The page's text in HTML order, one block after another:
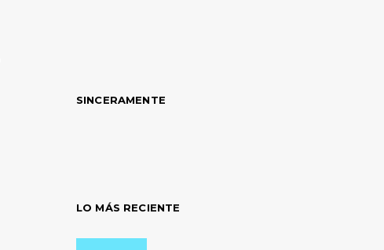
SINCERAMENTE
LO MÁS RECIENTE